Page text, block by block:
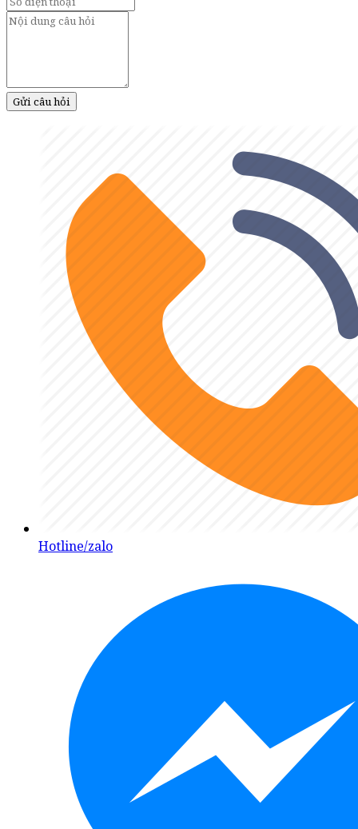
Gửi câu hỏi
Hotline/zalo